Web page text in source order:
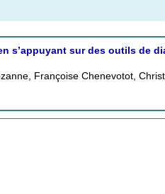
s’appuyant sur des outils de
Françoise Chenevotot,